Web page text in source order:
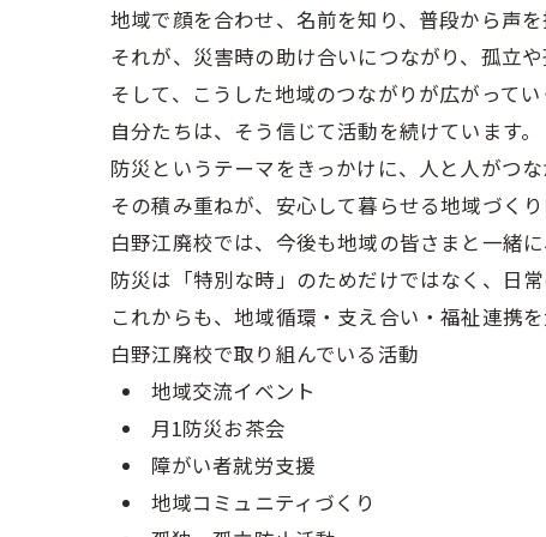
地域で顔を合わせ、名前を知り、普段から声
それが、災害時の助け合いにつながり、孤立
そして、こうした地域のつながりが広がって
自分たちは、そう信じて活動を続けています。
防災というテーマをきっかけに、人と人がつな
その積み重ねが、安心して暮らせる地域づく
白野江廃校では、今後も地域の皆さまと一緒
防災は「特別な時」のためだけではなく、日
これからも、地域循環・支え合い・福祉連携
白野江廃校で取り組んでいる活動
地域交流イベント
月1防災お茶会
障がい者就労支援
地域コミュニティづくり